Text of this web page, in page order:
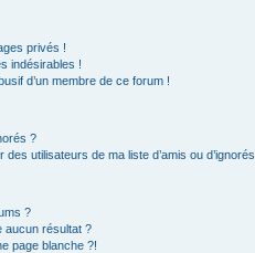
privés !
indésirables !
d’un membre de ce forum !
?
utilisateurs de ma liste d’amis ou
?
aucun résultat ?
page blanche ?!